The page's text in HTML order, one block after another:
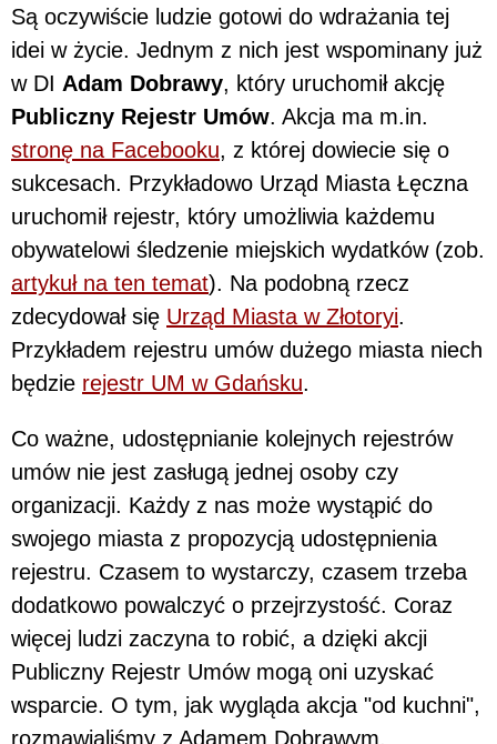
Są oczywiście ludzie gotowi do wdrażania tej
idei w życie. Jednym z nich jest wspominany już
w DI Adam Dobrawy, który uruchomił akcję
Publiczny Rejestr Umów. Akcja ma m.in.
stronę na Facebooku, z której dowiecie się o
sukcesach. Przykładowo Urząd Miasta Łęczna
uruchomił rejestr, który umożliwia każdemu
obywatelowi śledzenie miejskich wydatków (zob.
artykuł na ten temat). Na podobną rzecz
zdecydował się Urząd Miasta w Złotoryi.
Przykładem rejestru umów dużego miasta niech
będzie rejestr UM w Gdańsku.
Co ważne, udostępnianie kolejnych rejestrów
umów nie jest zasługą jednej osoby czy
organizacji. Każdy z nas może wystąpić do
swojego miasta z propozycją udostępnienia
rejestru. Czasem to wystarczy, czasem trzeba
dodatkowo powalczyć o przejrzystość. Coraz
więcej ludzi zaczyna to robić, a dzięki akcji
Publiczny Rejestr Umów mogą oni uzyskać
wsparcie. O tym, jak wygląda akcja "od kuchni",
rozmawialiśmy z Adamem Dobrawym.